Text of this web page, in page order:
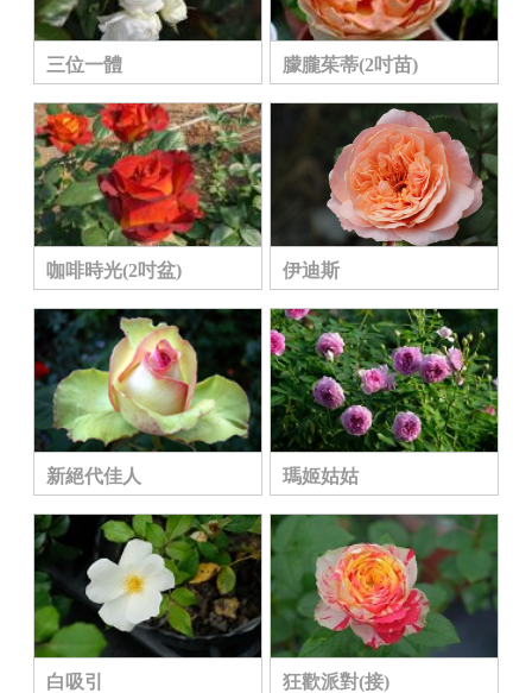
三位一體 朦朧茱蒂(2吋苗)
咖啡時光(2吋盆) 伊迪斯
新絕代佳人 瑪姬姑姑
白吸引 狂歡派對(接)